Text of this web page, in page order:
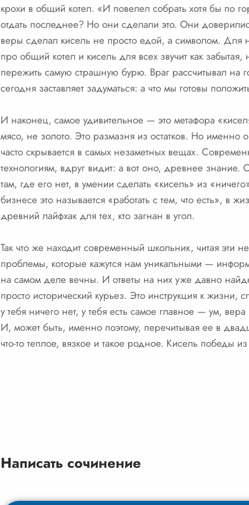
крохи в общий котел. «И повелел собрать хотя бы по
отдать последнее? Но они сделали это. Они
веры сделал кисель не просто едой, а символом. Для
про общий котел и кисель для всех звучит как
пережить самую страшную бурю. Враг рассчитывал на
сегодня заставляет задуматься: а что мы готовы
И наконец, самое удивительное — это метафора
мясо, не золото. Это размазня из остатков. Но именно
часто скрывается в самых незаметных вещах.
технологиям, вдруг видит: а вот оно, древнее
там, где его нет, в умении сделать «кисель» из
бизнесе это называется «работать с тем, что есть»,
древний лайфхак для тех, кто загнан в угол.
Так что же находит современный школьник, читая эти
проблемы, которые кажутся нам уникальными —
на самом деле вечны. И ответы на них уже давно
просто исторический курьез. Это инструкция к жизни,
у тебя ничего нет, у тебя есть самое главное — ум,
И, может быть, именно поэтому, перечитывая ее в
что-то теплое, вязкое и такое родное. Кисель победы
Написать сочинение